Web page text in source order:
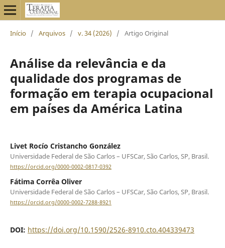
Início / Arquivos / v. 34 (2026) / Artigo Original
Análise da relevância e da
qualidade dos programas de
formação em terapia ocupacional
em países da América Latina
Livet Rocío Cristancho González
Universidade Federal de São Carlos – UFSCar, São Carlos, SP, Brasil.
https://orcid.org/0000-0002-0817-0392
Fátima Corrêa Oliver
Universidade Federal de São Carlos – UFSCar, São Carlos, SP, Brasil.
https://orcid.org/0000-0002-7288-8921
DOI: https://doi.org/10.1590/2526-8910.cto.404339473